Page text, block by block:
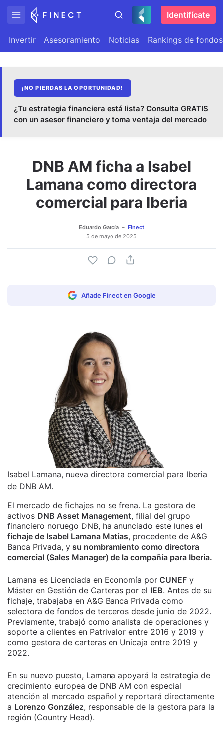
Identifícate
Invertir Asesoramiento Noticias Rankings de fondos
¡NO PIERDAS LA OPORTUNIDAD!
¿Tu estrategia financiera está lista? Consulta GRATIS
con un asesor financiero y toma ventaja del mercado
DNB AM ficha a Isabel
Lamana como directora
comercial para Iberia
Eduardo García
Finect
5 de mayo de 2025
Añade Finect en Google
Isabel Lamana, nueva directora comercial para Iberia
de DNB AM.
El mercado de fichajes no se frena. La gestora de
activos DNB Asset Management, filial del grupo
financiero noruego DNB, ha anunciado este lunes el
fichaje de Isabel Lamana Matías, procedente de A&G
Banca Privada, y su nombramiento como directora
comercial (Sales Manager) de la compañía para Iberia.
Lamana es Licenciada en Economía por CUNEF y
Máster en Gestión de Carteras por el IEB. Antes de su
fichaje, trabajaba en A&G Banca Privada como
selectora de fondos de terceros desde junio de 2022.
Previamente, trabajó como analista de operaciones y
soporte a clientes en Patrivalor entre 2016 y 2019 y
como gestora de carteras en Unicaja entre 2019 y
2022.
En su nuevo puesto, Lamana apoyará la estrategia de
crecimiento europea de DNB AM con especial
atención al mercado español y reportará directamente
a Lorenzo González, responsable de la gestora para la
región (Country Head).